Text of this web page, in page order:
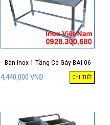
Bàn Inox 1 Tầng Có Gáy BAI-06
4,440,000 VNĐ CHI TIẾT